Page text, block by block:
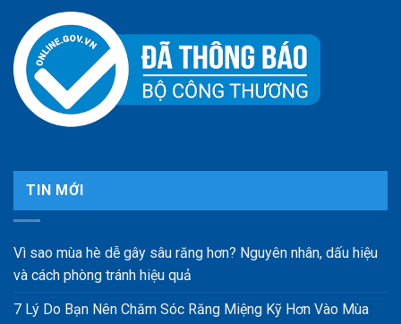
TIN MỚI
Vì sao mùa hè dễ gây sâu răng hơn? Nguyên nhân, dấu hiệu
và cách phòng tránh hiệu quả
7 Lý Do Bạn Nên Chăm Sóc Răng Miệng Kỹ Hơn Vào Mùa